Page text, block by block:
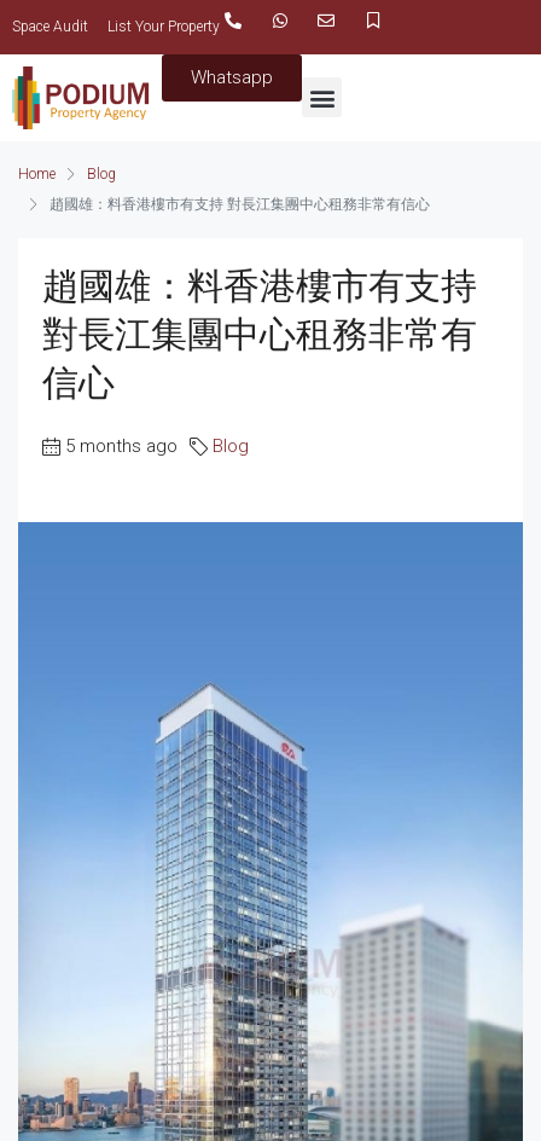
Space Audit List Your Property
Whatsapp
Home
Blog
趙國雄：料香港樓市有支持 對長江集團中心租務非常有信心
趙國雄：料香港樓市有支持
對長江集團中心租務非常有
信心
5 months ago Blog